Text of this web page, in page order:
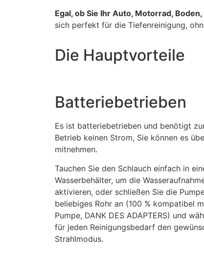
Egal, ob Sie Ihr Auto, Motorrad, Boden,
sich perfekt für die Tiefenreinigung,
Die Hauptvorteile
Batteriebetrieben
Es ist batteriebetrieben und benötigt
Betrieb keinen Strom, Sie können es
mitnehmen.
Tauchen Sie den Schlauch einfach in
Wasserbehälter, um die
aktivieren, oder schließen Sie die
beliebiges Rohr an (100 % kompatibel
Pumpe, DANK DES ADAPTERS) und
für jeden Reinigungsbedarf den
Strahlmodus.